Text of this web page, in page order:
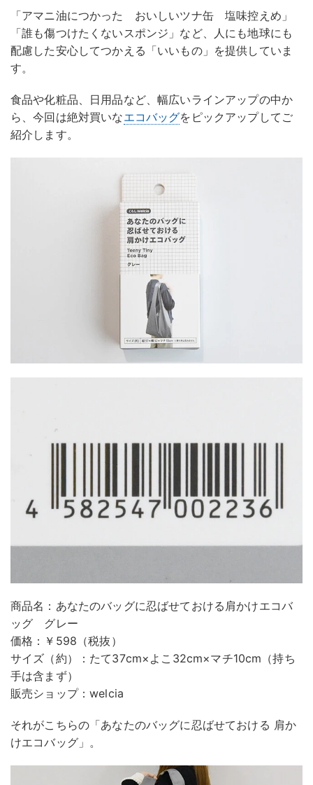
「アマニ油につかった おいしいツナ缶 塩味控えめ」
「誰も傷つけたくないスポンジ」など、人にも地球にも
配慮した安心してつかえる「いいもの」を提供していま
す。
食品や化粧品、日用品など、幅広いラインアップの中か
ら、今回は絶対買いなエコバッグをピックアップしてご
紹介します。
商品名：あなたのバッグに忍ばせておける肩かけエコバ
ッグ グレー
価格：￥598（税抜）
サイズ（約）：たて37cm×よこ32cm×マチ10cm（持ち
手は含まず）
販売ショップ：welcia
それがこちらの「あなたのバッグに忍ばせておける 肩か
けエコバッグ」。